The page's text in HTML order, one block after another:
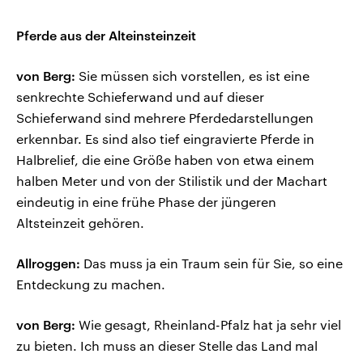
Pferde aus der Alteinsteinzeit
von Berg: Sie müssen sich vorstellen, es ist eine
senkrechte Schieferwand und auf dieser
Schieferwand sind mehrere Pferdedarstellungen
erkennbar. Es sind also tief eingravierte Pferde in
Halbrelief, die eine Größe haben von etwa einem
halben Meter und von der Stilistik und der Machart
eindeutig in eine frühe Phase der jüngeren
Altsteinzeit gehören.
Allroggen: Das muss ja ein Traum sein für Sie, so eine
Entdeckung zu machen.
von Berg: Wie gesagt, Rheinland-Pfalz hat ja sehr viel
zu bieten. Ich muss an dieser Stelle das Land mal